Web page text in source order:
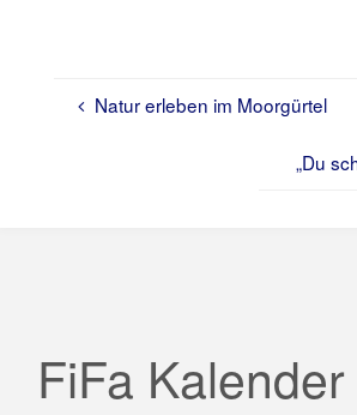
Natur erleben im Moorgürtel
„Du
FiFa Kalender